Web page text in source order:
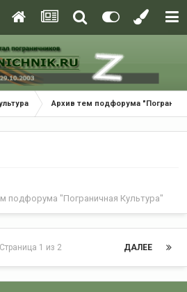
Архив тем подфорума
подфорума "Пограничная Культура"
ДАЛЕЕ
Страница 1 из 2